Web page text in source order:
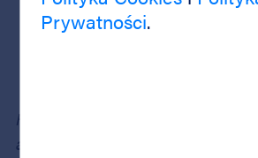
of warehouse handling,
proper storage of
For more than two years we have
an increasing share of
Prywatności.